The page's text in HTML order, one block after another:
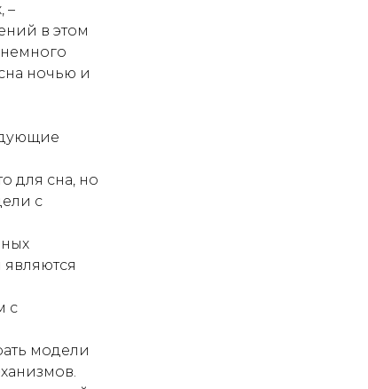
–
в этом
ночью и
для сна, но
с
с
модели